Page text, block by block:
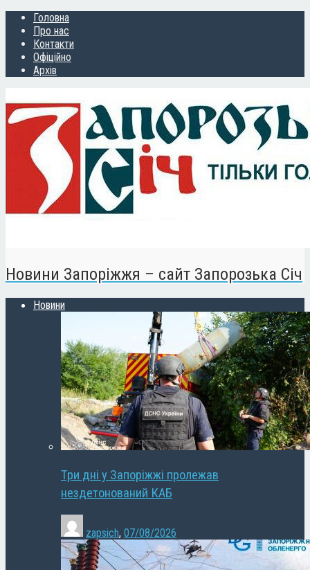
Головна
Про нас
Контакти
Офіційно
Архів
Новини Запоріжжя – сайт Запорозька Січ
Новини
Три дні у Запоріжжі пролежав
нездетонований КАБ
zapsich, 07/08/2026